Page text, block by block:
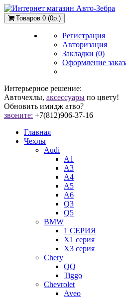
Товаров 0 (0р.)
Регистрация
Авторизация
Закладки (0)
Оформление
Интерьерное решение:
Авточехлы, аксессуары по цвету!
Обновить имидж атво?
звоните: +7(812)906-37-16
Главная
Чехлы
Audi
A1
A3
A4
A5
A6
Q3
Q5
BMW
1 СЕРИЯ
X1 серия
X3 серия
Chery
QQ
Tiggo
Chevrolet
Aveo